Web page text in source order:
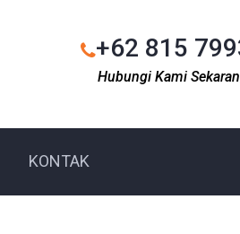
+62 815
Hubungi Kami
KONTAK